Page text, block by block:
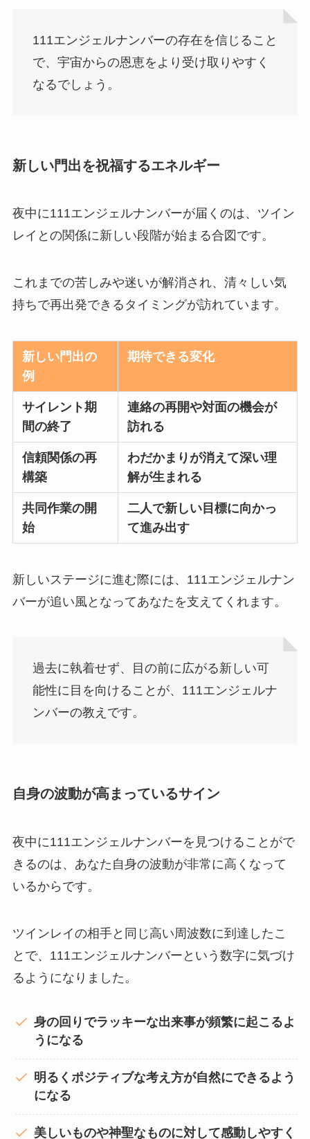
111エンジェルナンバーの存在を信じること
で、宇宙からの恩恵をより受け取りやすく
なるでしょう。
新しい門出を祝福するエネルギー
夜中に111エンジェルナンバーが届くのは、ツイン
レイとの関係に新しい段階が始まる合図です。
これまでの苦しみや迷いが解消され、清々しい気
持ちで再出発できるタイミングが訪れています。
新しい門出の
例
期待できる変化
サイレント期
間の終了
連絡の再開や対面の機会が
訪れる
信頼関係の再
構築
わだかまりが消えて深い理
解が生まれる
共同作業の開
始
二人で新しい目標に向かっ
て進み出す
新しいステージに進む際には、111エンジェルナン
バーが追い風となってあなたを支えてくれます。
過去に執着せず、目の前に広がる新しい可
能性に目を向けることが、111エンジェルナ
ンバーの教えです。
自身の波動が高まっているサイン
夜中に111エンジェルナンバーを見つけることがで
きるのは、あなた自身の波動が非常に高くなって
いるからです。
ツインレイの相手と同じ高い周波数に到達したこ
とで、111エンジェルナンバーという数字に気づけ
るようになりました。
身の回りでラッキーな出来事が頻繁に起こるよ
うになる
明るくポジティブな考え方が自然にできるよう
になる
美しいものや神聖なものに対して感動しやすく